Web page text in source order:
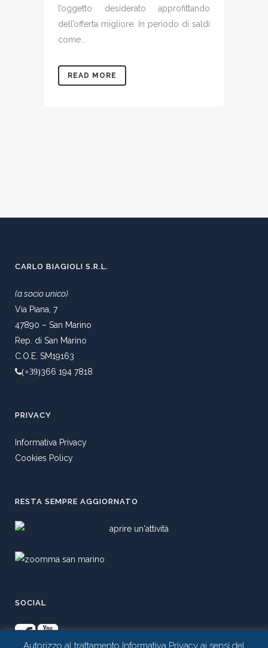
l’oggetto desiderato approfittando
dell’offerta migliore. In periodo di saldi
come...
READ MORE
CARLO BIAGIOLI S.R.L.
(a socio unico)
Via Piana, 7
47890 – San Marino
Rep. di San Marino
C.O.E. SM19163
(+39)366 194 7818
PRIVACY
Informativa Privacy
Cookies Policy
RESTA SEMPRE AGGIORNATO
SOCIAL
Autorizzo al trattamento Informativa Privacy ai sensi del